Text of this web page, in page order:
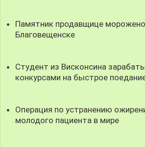
Памятник продавщице
Благовещенске
Студент из Висконсина
конкурсами на быстрое
Операция по устранению
молодого пациента в мире